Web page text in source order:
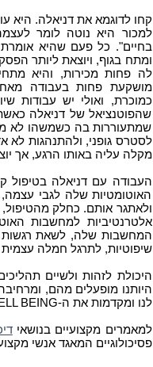
קחו לדוגמא את דניאלה. היא
למכור היא נוטה לומר
בחיים". כל פעם שהיא
ומתח בגוף, ויוצאת ליותר
לה פחות מכירות, והיא
מושקעת פחות בעבודה
כמוכרת, ואולי יש עבודות
שהפוטנציאל של דניאלה
שמתעוררות בה כשמשהו לא
לסטרס גופני, ולהתנהגות לא
מקלה עליה באותו הרגע, אך
העבודה עם דניאלה בטיפול
האוטומטיות שלה לגבי
ולאתגר אותם. כחלק מהטיפול,
אלטרנטיביות למחשבות
המחשבות שלה, לשאת רגשות
שיפוטיות, לתרגל חמלה עצמית
היכולת לזהות ולשיים
היותנו מופעלים מהם,
לנו ומקדמות את ה-WELL BEING שלנו.
למאמרים מקצועיים בנושאי
פסיכולוגיים המאגד אנשי